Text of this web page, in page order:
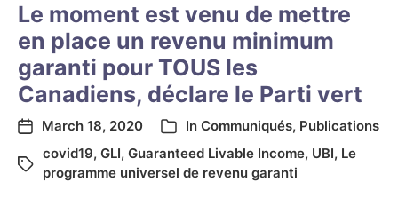
Le moment est venu de mettre
en place un revenu minimum
garanti pour TOUS les
Canadiens, déclare le Parti vert
March 18, 2020 In Communiqués, Publications
covid19, GLI, Guaranteed Livable Income, UBI, Le
programme universel de revenu garanti